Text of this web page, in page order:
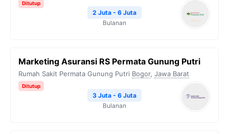
Ditutup
2 Juta - 6 Juta
Bulanan
Marketing Asuransi RS Permata Gunung Putri
Rumah Sakit Permata Gunung Putri Bogor, Jawa Barat
Ditutup
3 Juta - 6 Juta
Bulanan